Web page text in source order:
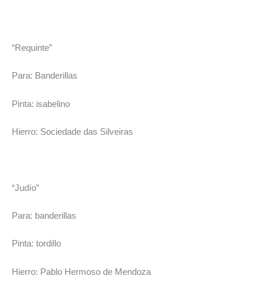
“Requinte”
Para: Banderillas
Pinta: isabelino
Hierro: Sociedade das Silveiras
“Judío”
Para: banderillas
Pinta: tordillo
Hierro: Pablo Hermoso de Mendoza